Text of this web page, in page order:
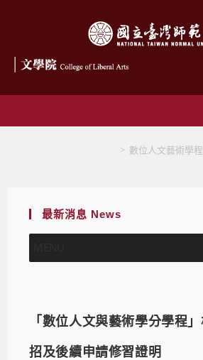
> 數位人文藝術學程
最新消息 News
「數位人文與藝術學分學程
招及後續申請修習證明